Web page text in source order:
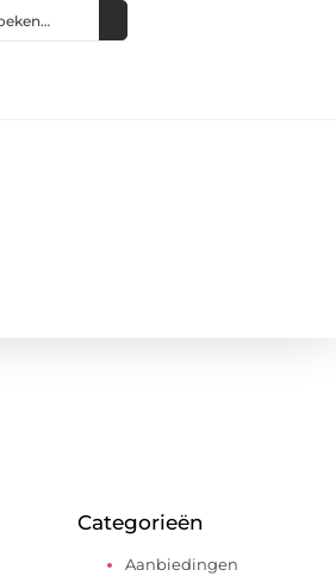
Categorieën
Aanbiedingen